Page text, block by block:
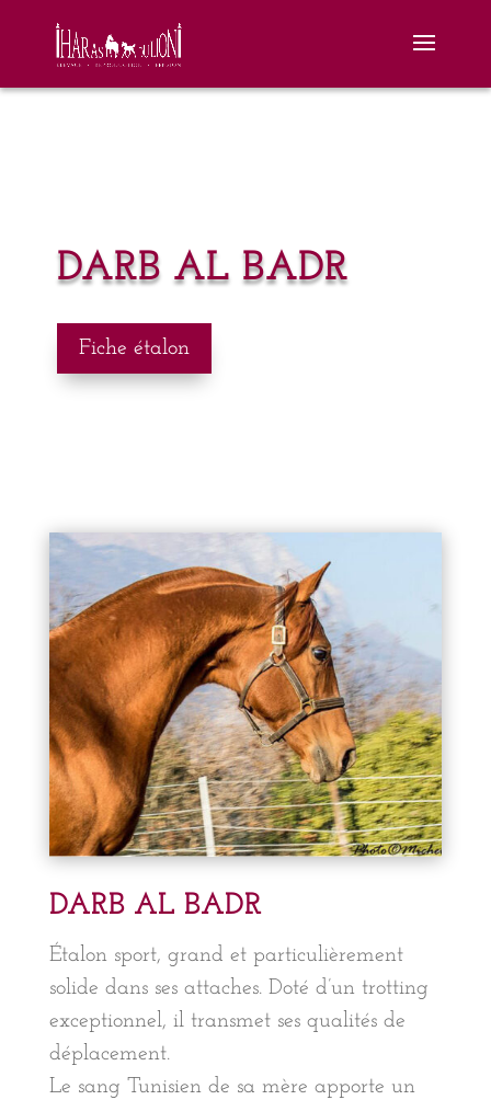
DARB AL BADR
Fiche étalon
DARB AL BADR
Étalon sport, grand et particulièrement
solide dans ses attaches. Doté d’un trotting
exceptionnel, il transmet ses qualités de
déplacement.
Le sang Tunisien de sa mère apporte un